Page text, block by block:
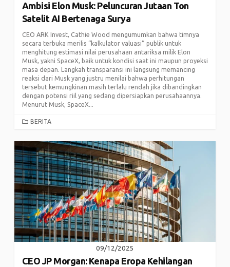
Ambisi Elon Musk: Peluncuran Jutaan Ton
Satelit AI Bertenaga Surya
CEO ARK Invest, Cathie Wood mengumumkan bahwa timnya
secara terbuka merilis “kalkulator valuasi” publik untuk
menghitung estimasi nilai perusahaan antariksa milik Elon
Musk, yakni SpaceX, baik untuk kondisi saat ini maupun proyeksi
masa depan. Langkah transparansi ini langsung memancing
reaksi dari Musk yang justru menilai bahwa perhitungan
tersebut kemungkinan masih terlalu rendah jika dibandingkan
dengan potensi riil yang sedang dipersiapkan perusahaannya.
Menurut Musk, SpaceX...
CATEGORIES
BERITA
09/12/2025
CEO JP Morgan: Kenapa Eropa Kehilangan